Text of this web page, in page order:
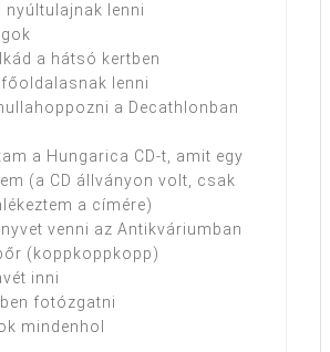
nyúltulajnak lenni
a hátsó kertben
lenni
a Decathlonban
a Hungarica CD-t, amit egy
(a CD állványon volt, csak
a címére)
venni az Antikváriumban
(koppkoppkopp)
inni
fotózgatni
mindenhol